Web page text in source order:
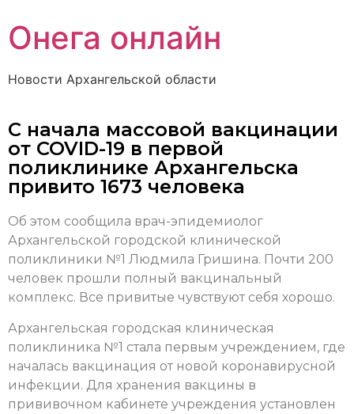
Онега онлайн
Новости Архангельской области
С начала массовой вакцинации
от COVID-19 в первой
поликлинике Архангельска
привито 1673 человека
Об этом сообщила врач-эпидемиолог
Архангельской городской клинической
поликлиники №1 Людмила Гришина. Почти 200
человек прошли полный вакцинальный
комплекс. Все привитые чувствуют себя хорошо.
Архангельская городская клиническая
поликлиника №1 стала первым учреждением, где
началась вакцинация от новой коронавирусной
инфекции. Для хранения вакцины в
прививочном кабинете учреждения установлен